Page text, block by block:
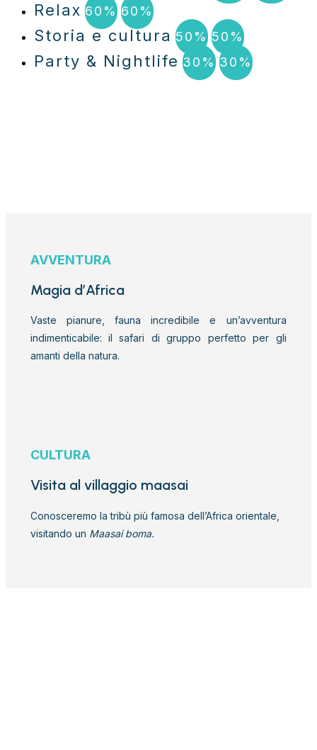
Relax 60% 60%
Storia e cultura 50% 50%
Party & Nightlife 30% 30%
AVVENTURA
Magia d’Africa
Vaste pianure, fauna incredibile e un’avventura
indimenticabile: il safari di gruppo perfetto per gli
amanti della natura.
CULTURA
Visita al villaggio maasai
Conosceremo la tribù più famosa dell’Africa orientale,
visitando un Maasai boma.